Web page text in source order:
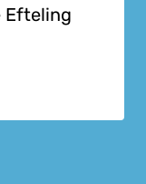
Efteling